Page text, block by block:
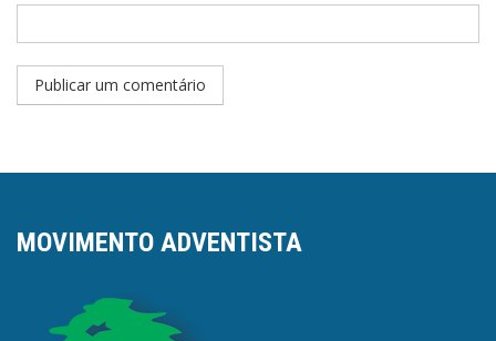
MOVIMENTO ADVENTISTA